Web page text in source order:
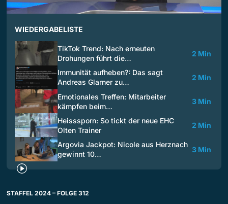
WIEDERGABELISTE
TikTok Trend: Nach erneuten
Drohungen führt die…
2 Min
Immunität aufheben?: Das sagt
Andreas Glarner zu…
2 Min
Emotionales Treffen: Mitarbeiter
kämpfen beim…
3 Min
Heisssporn: So tickt der neue EHC
Olten Trainer
2 Min
Argovia Jackpot: Nicole aus Herznach
gewinnt 10…
3 Min
STAFFEL 2024 – FOLGE 312